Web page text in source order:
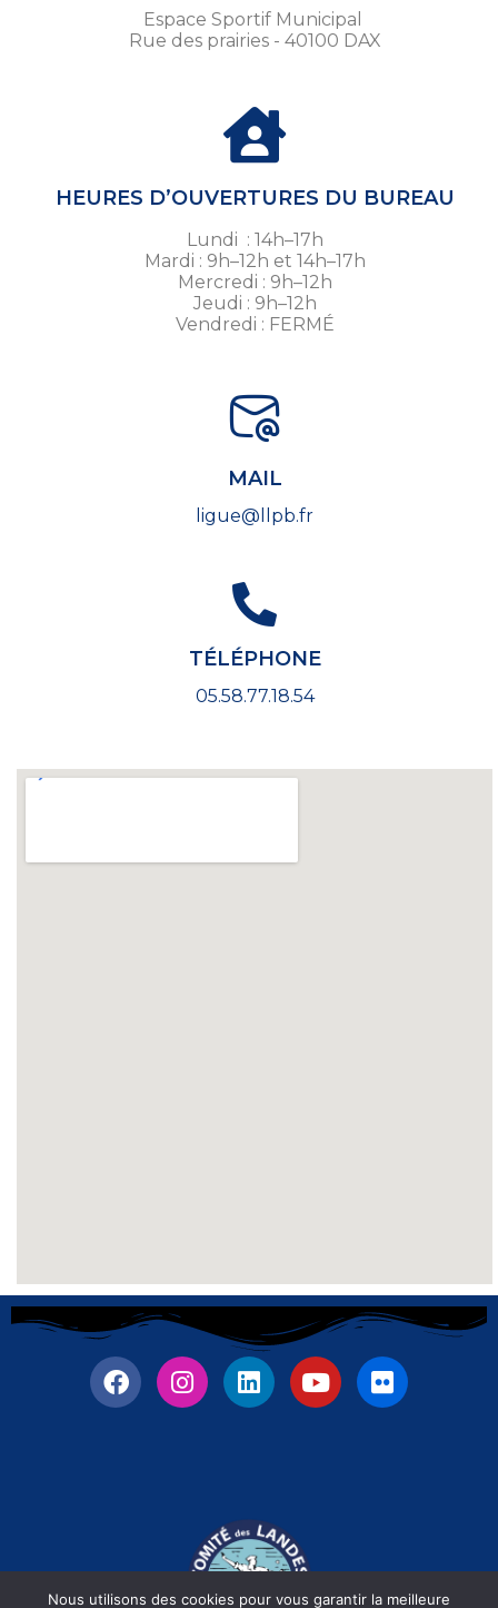
Espace Sportif Municipal
Rue des prairies - 40100 DAX
HEURES D’OUVERTURES DU BUREAU
Lundi : 14h–17h
Mardi : 9h–12h et 14h–17h
Mercredi : 9h–12h
Jeudi : 9h–12h
Vendredi : FERMÉ
MAIL
ligue@llpb.fr
TÉLÉPHONE
05.58.77.18.54
Nous utilisons des cookies pour vous garantir la meilleure